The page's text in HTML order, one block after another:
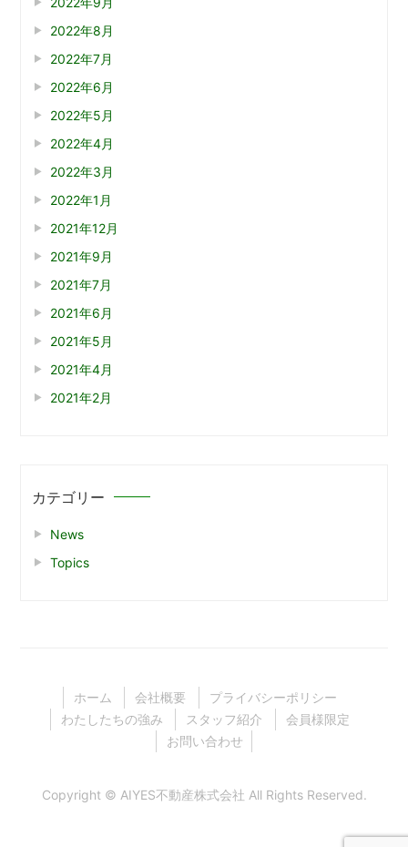
2022年8月
2022年7月
2022年6月
2022年5月
2022年4月
2022年3月
2022年1月
2021年12月
2021年9月
2021年7月
2021年6月
2021年5月
2021年4月
2021年2月
カテゴリー
News
Topics
ホーム 会社概要
プライバシーポリシー
わたしたちの強み
スタッフ紹介
会員様限定
お問い合わせ
Copyright © AIYES不動産株式会社 All Rights Reserved.